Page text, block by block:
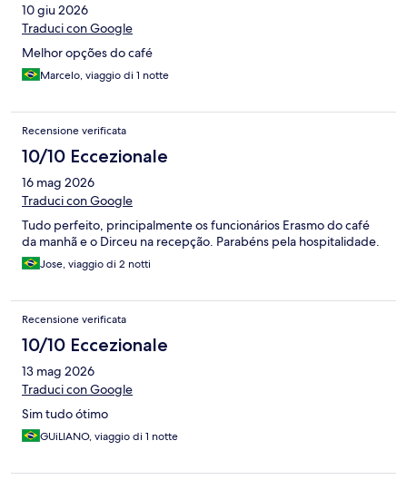
10 giu 2026
Traduci con Google
Melhor opções do café
Marcelo, viaggio di 1 notte
Recensione verificata
10/10 Eccezionale
16 mag 2026
Traduci con Google
Tudo perfeito, principalmente os funcionários Erasmo do café
da manhã e o Dirceu na recepção. Parabéns pela hospitalidade.
Jose, viaggio di 2 notti
Recensione verificata
10/10 Eccezionale
13 mag 2026
Traduci con Google
Sim tudo ótimo
GUiLIANO, viaggio di 1 notte